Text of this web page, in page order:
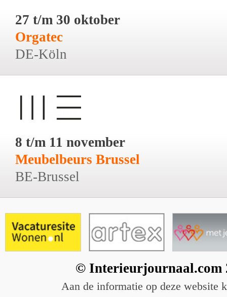
27 t/m 30 oktober
Orgatec
DE-Köln
8 t/m 11 november
Meubelbeurs Brussel
BE-Brussel
© Interieurjournaal.com
Aan de informatie op deze website